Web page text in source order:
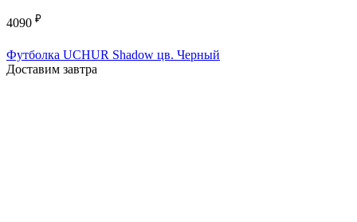
4090 ₽
Футболка UCHUR Shadow цв. Черный
Доставим завтра